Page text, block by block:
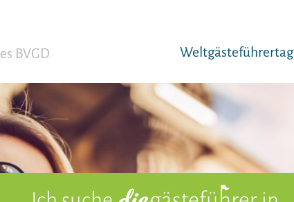
BVGD Weltgäst­eführertag